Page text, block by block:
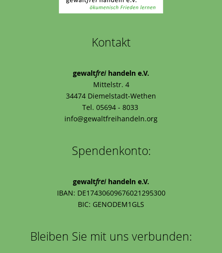
Kontakt
gewaltfreihandeln e.V.
Mittelstr. 4
34474 Diemelstadt-Wethen
Tel. 05694 - 8033
info@gewaltfreihandeln.org
Spendenkonto:
gewaltfreihandeln e.V.
IBAN: DE17430609676021295300
BIC: GENODEM1GLS
Bleiben Sie mit uns verbunden: